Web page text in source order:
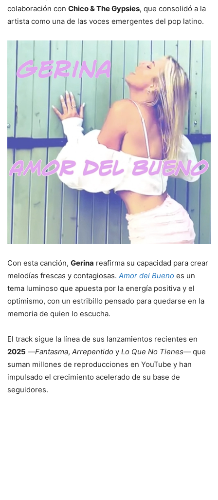
colaboración con Chico & The Gypsies, que consolidó a la
artista como una de las voces emergentes del pop latino.
Con esta canción, Gerina reafirma su capacidad para crear
melodías frescas y contagiosas. Amor del Bueno es un
tema luminoso que apuesta por la energía positiva y el
optimismo, con un estribillo pensado para quedarse en la
memoria de quien lo escucha.
El track sigue la línea de sus lanzamientos recientes en
2025 —Fantasma, Arrepentido y Lo Que No Tienes— que
suman millones de reproducciones en YouTube y han
impulsado el crecimiento acelerado de su base de
seguidores.